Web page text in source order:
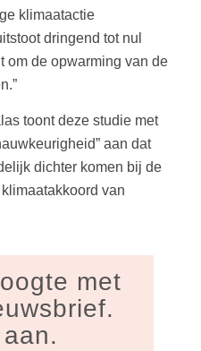
klimaatactie
dringend tot nul
om de opwarming van de
toont deze studie met
aan dat
dichter komen bij de
van
met